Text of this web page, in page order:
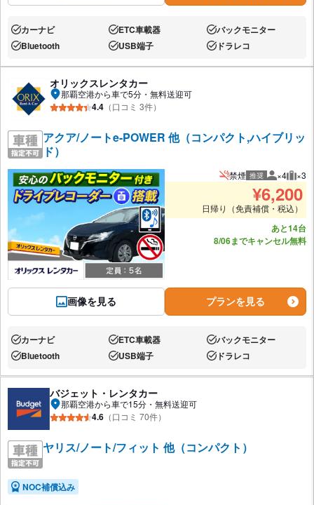
あり:カーナビ あり:ETC車載器 あり:バックモニター
あり:Bluetooth あり:USB端子 あり:ドラレコ
オリックスレンタカー
那覇空港から車で5分・無料送迎可
4.4 （口コミ 3件）
アクア/ノートe-POWER 他（コンパクト,ハイブリッ
ド）
画像を見る
禁煙 推奨 推奨人数
×4 推
×3
¥6,200
日帰り（免責補償・税込）
あと14台
8/06までキャンセル無料
プランを見る
あり:カーナビ あり:ETC車載器 あり:バックモニター
あり:Bluetooth あり:USB端子 あり:ドラレコ
バジェット・レンタカー
那覇空港から車で15分・無料送迎可
4.6 （口コミ 70件）
ヤリス/ノート/フィット 他（コンパクト）
NOC補償込み